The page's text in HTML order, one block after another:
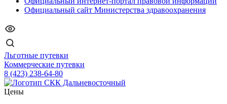
Официальный сайт Министерства здравоохранения
Льготные путевки
Коммерческие путевки
8 (423) 238-64-80
Цены